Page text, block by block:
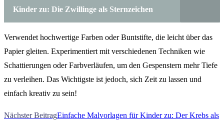
Kinder zu: Die Zwillinge als Sternzeichen
Verwendet hochwertige Farben oder Buntstifte, die leicht über das
Papier gleiten. Experimentiert mit verschiedenen Techniken wie
Schattierungen oder Farbverläufen, um den Gespenstern mehr Tiefe
zu verleihen. Das Wichtigste ist jedoch, sich Zeit zu lassen und
einfach kreativ zu sein!
Nächster BeitragEinfache Malvorlagen für Kinder zu: Der Krebs als